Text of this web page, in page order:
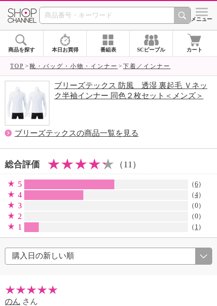
SHOP CHANNEL シメニュー
商品を探す 本日お買得 番組表 SCピープル カート
TOP 靴・バッグ・小物・インナー 下着／インナー
ブリーズテックス 防風 透湿 裏起毛 Ｖネッ
ク半袖インナー 同色２枚セット＜メンズ＞
ブリーズテックスの商品一覧を見る
総合評価 （11）
5 （6）
4 （4）
3 （0）
2 （0）
1 （ 1 ）
のん さん